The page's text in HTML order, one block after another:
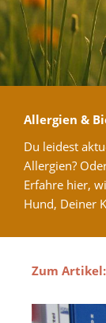
Allergien &
Du leidest
Allergien?
Erfahre hier,
Hund, Deiner
Zum